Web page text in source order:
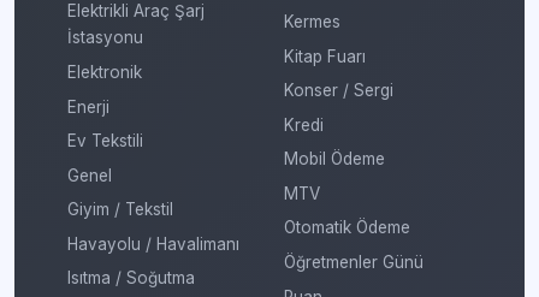
Elektrikli Araç Şarj
İstasyonu
Elektronik
Enerji
Ev Tekstili
Genel
Giyim / Tekstil
Havayolu / Havalimanı
Isıtma / Soğutma
Kermes
Kitap Fuarı
Konser / Sergi
Kredi
Mobil Ödeme
MTV
Otomatik Ödeme
Öğretmenler Günü